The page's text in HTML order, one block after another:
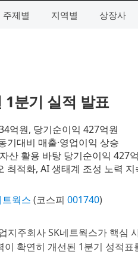
주제별 지역별 상장사
1분기 실적 발표
억원, 당기순이익 427억원
기대비 매출·영업이익 상승
산 활용 바탕 당기순이익 427
최적화, AI 생태계 조성 노력 지
트웍스 (코스피 001740)
지주회사 SK네트웍스가 핵심
확연히 개선된 1분기 성적표